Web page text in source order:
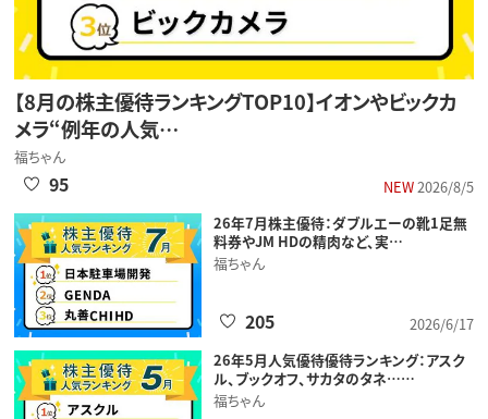
【8月の株主優待ランキングTOP10】イオンやビックカ
メラ“例年の人気…
福ちゃん
NEW2026/8/5
95
26年7月株主優待：ダブルエーの靴1足無
料券やJM HDの精肉など、実…
福ちゃん
2026/6/17
205
26年5月人気優待優待ランキング：アスク
ル、ブックオフ、サカタのタネ……
福ちゃん